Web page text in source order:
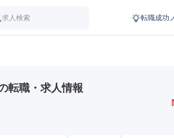
求人検索 転職成功
転職・求人情報